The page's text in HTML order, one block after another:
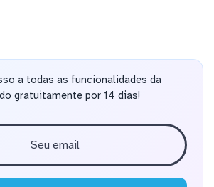
a todas as funcionalidades da
gratuitamente por 14 dias!